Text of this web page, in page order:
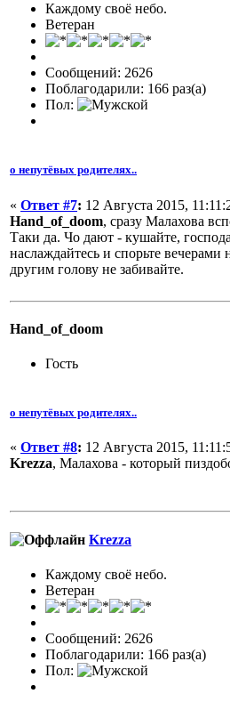
Каждому своё небо.
Ветеран
Сообщений: 2626
Поблагодарили: 166 раз(а)
Пол:
о непутёвых родителях..
« Ответ #7: 12 Августа 2015,
Hand_of_doom, сразу Малахова
Таки да. Чо дают - кушайте,
наслаждайтесь и спорьте вечерами
другим голову не забивайте.
Hand_of_doom
Гость
о непутёвых родителях..
« Ответ #8: 12 Августа 2015,
Krezza, Малахова - который
Krezza
Каждому своё небо.
Ветеран
Сообщений: 2626
Поблагодарили: 166 раз(а)
Пол: